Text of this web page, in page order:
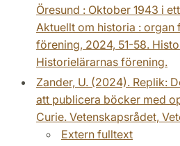
Öresund : Oktober 1943 i
Aktuellt om historia : organ
förening, 2024, 51-58.
Historielärarnas förening.
Zander, U. (2024). Replik:
att publicera böcker med
Curie. Vetenskapsrådet,
Extern fulltext